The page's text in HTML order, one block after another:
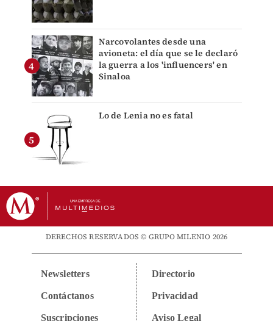
Narcovolantes desde una
avioneta: el día que se le declaró
la guerra a los 'influencers' en
Sinaloa
Lo de Lenia no es fatal
DERECHOS RESERVADOS © GRUPO MILENIO 2026
Newsletters
Contáctanos
Suscripciones
Directorio
Privacidad
Aviso Legal